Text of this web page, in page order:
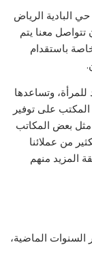
البادية الرياض
معنا يتم
باستقدام
للمرأة، وتساعدها
على توفير
مثل بعض المكاتب
من عملائنا
المزيد منهم
السنوات الماضية،